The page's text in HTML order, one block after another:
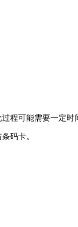
程可能需要一定时
码卡。